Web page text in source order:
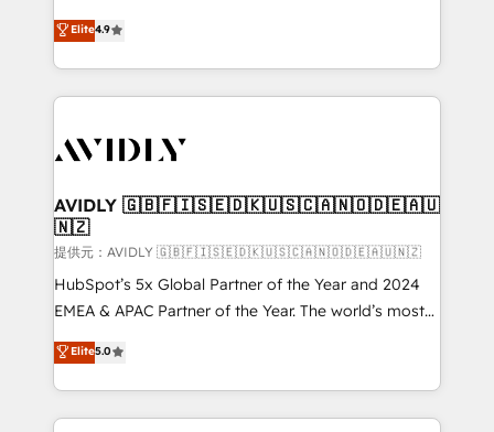
AI, & maximize AEO with tailored AI services. 🧩
Integrations: Extend HubSpot with custom
North America. Avec plus de 115 experts en
marketing automation, Growth, Revops, CRM et
webdesign. Markentive is both a consulting firm, a
digital agency and an integrator. With over 115
CRM and webdesign (We focus on EMEA - USA
Elite4.9
AVIDLY 🇬🇧🇫🇮🇸🇪🇩🇰🇺🇸🇨🇦🇳🇴🇩🇪🇦🇺
🇳🇿
提供元：AVIDLY 🇬🇧🇫🇮🇸🇪🇩🇰🇺🇸🇨🇦🇳🇴🇩🇪🇦🇺🇳🇿
HubSpot’s 5x Global Partner of the Year and 2024
EMEA & APAC Partner of the Year. The world’s most
experienced and fully accredited HubSpot Solutions
Partner. 🚀 With 2,750+ HubSpot projects delivered
and 370+ specialists across EMEA, APAC and NAM,
we de-risk complex CRM programmes and
Elite5.0